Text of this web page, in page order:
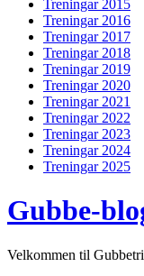
Treningar 2015
Treningar 2016
Treningar 2017
Treningar 2018
Treningar 2019
Treningar 2020
Treningar 2021
Treningar 2022
Treningar 2023
Treningar 2024
Treningar 2025
Gubbe-
Velkommen til